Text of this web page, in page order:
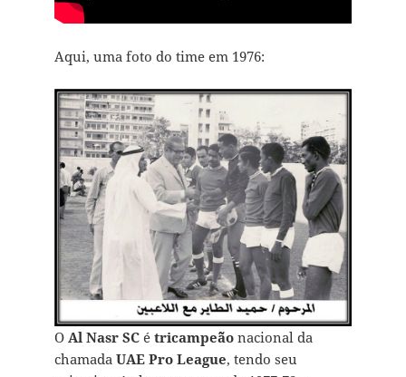
Aqui, uma foto do time em 1976:
O Al Nasr SC é tricampe˜ãonacional da
chamada UAE Pro League, tendo seu